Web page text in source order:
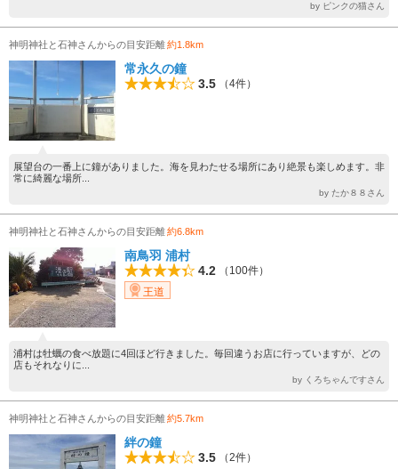
by ピンクの猫さん
神明神社と石神さんからの目安距離約1.8km
常永久の鐘
3.5
（4件）
展望台の一番上に鐘がありました。海を見わたせる場所にあり絶景も楽しめます。非
常に綺麗な場所...
by たか８８さん
神明神社と石神さんからの目安距離約6.8km
南鳥羽 浦村
4.2
（100件）
王道
浦村は牡蠣の食べ放題に4回ほど行きました。毎回違うお店に行っていますが、どの
店もそれなりに...
by くろちゃんですさん
神明神社と石神さんからの目安距離約5.7km
絆の鐘
3.5
（2件）